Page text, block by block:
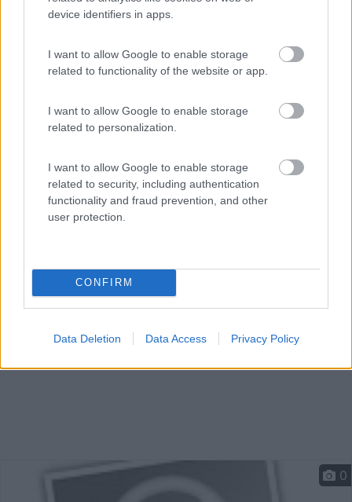
device identifiers in apps.
I want to allow Google to enable storage
related to functionality of the website or app.
I want to allow Google to enable storage
related to personalization.
I want to allow Google to enable storage
related to security, including authentication
functionality and fraud prevention, and other
user protection.
CONFIRM
Data Deletion Data Access Privacy Policy
Area di sosta (AA)
Rybasrska basta u zraloka
7 1
Servizi / Posizione
Il centro città è a 2 km, su prato, leggermente in pend...
Cheb - 237.5km
0